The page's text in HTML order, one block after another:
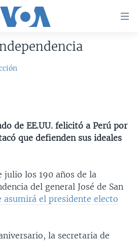
RUSIA
LATINA
de EE.UU. felicitó a Perú por
que defienden sus ideales
julio los 190 años de la
del general José de San
asumirá el presidente electo
la secretaria de